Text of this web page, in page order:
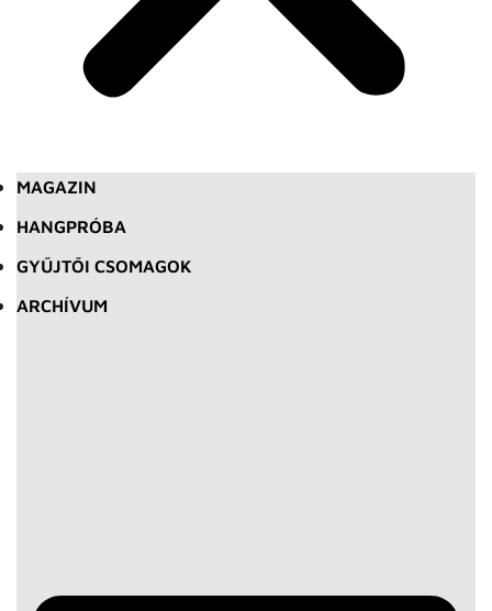
MAGAZIN
HANGPRÓBA
GYŰJTŐI CSOMAGOK
ARCHÍVUM